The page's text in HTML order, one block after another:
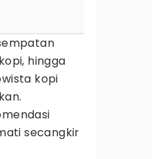
hingga
kopi
secangkir